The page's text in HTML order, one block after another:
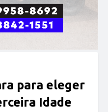
para eleger
Idade